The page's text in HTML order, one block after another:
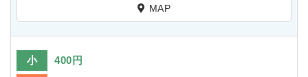
MAP
小 400円